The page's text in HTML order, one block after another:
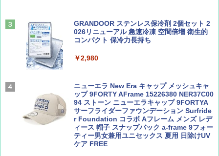
￥1,540
￥1,540
AIRLINE（エアライン）2026年9月号【特
集】ボーイング110周年を祝して！
￥2,695
ァキア 2026～2027 地球の歩き方A ヨーロッ
パ
￥2,277
新しい日本地理 地図・統計・移動から読み
解く (講談社現代新書)
￥4,980
テント ワンタッチ RENEW 幅200 2-3人用 43
￥5,999
[キャンパーズコレクション 山善] 傘みたいに
広げるだけ パッとサッとテント ブラックコ
ーティング フルクローズ メッシュ 3-4人用
簡単設置 ポップアップテント エクルベージ
ュ(BC仕様) PATC-150B(EB)
GRANDOOR ステンレス保冷剤 2個セット 2
026リニューアル 急速冷凍 空間倍増 衛生的
コンパクト 保冷力長持ち
￥2,980
ニューエラ New Era キャップ メッシュキャ
ップ 9FORTY AFrame 15226380 NER37C00
94 ストーン ニューエラキャップ 9FORTYA
サーフライダーファウンデーション Surfride
r Foundation コラボ Aフレーム メンズ レデ
ィース 帽子 スナップバック a-frame 9フォー
ティー男女兼用ユニセックス 夏用 日除けUV
ケア FREE